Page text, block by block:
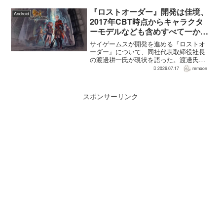
を担う。ファミ通のメールインタビュー
で本作のプロデューサ...
Android
『ロストオーダー』開発は佳境、
2017年CBT時点からキャラクタ
ーモデルなども含めすべて一から
作り直し
サイゲームスが開発を進める『ロストオ
ーダー』について、同社代表取締役社長
の渡邊耕一氏が現状を語った。渡邊氏に
よれば、開発はいままさに佳境を迎えて
2026.07.17 remoon
スポンサーリンク